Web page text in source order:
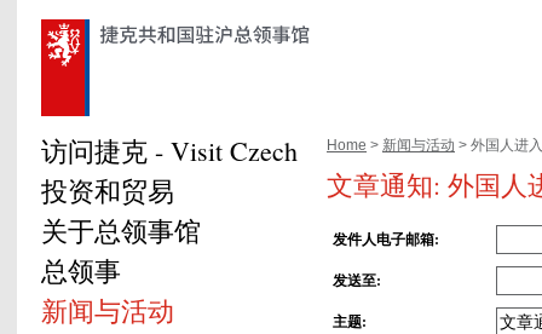
Home > 新闻与活动 > 外国人进
文章通知: 外国人
发件人电子邮箱:
发送至:
主题:
访问捷克 - Visit Czech
投资和贸易
关于总领事馆
总领事
新闻与活动